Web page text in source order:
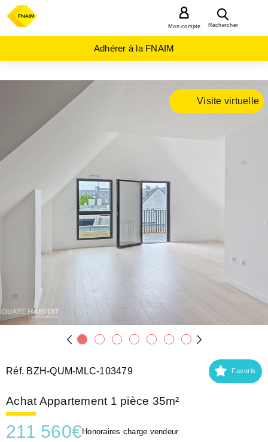
Rechercher
Mon compte
Adhérer à la FNAIM
FINISTERE
QUIMPER
Visite virtuelle
Réf. BZH-QUM-MLC-103479 Favoris
Achat Appartement 1 pièce 35m²
211 560€ Honoraires charge vendeur